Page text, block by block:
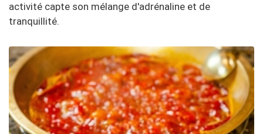
activité capte son mélange d'adrénaline et de
tranquillité.